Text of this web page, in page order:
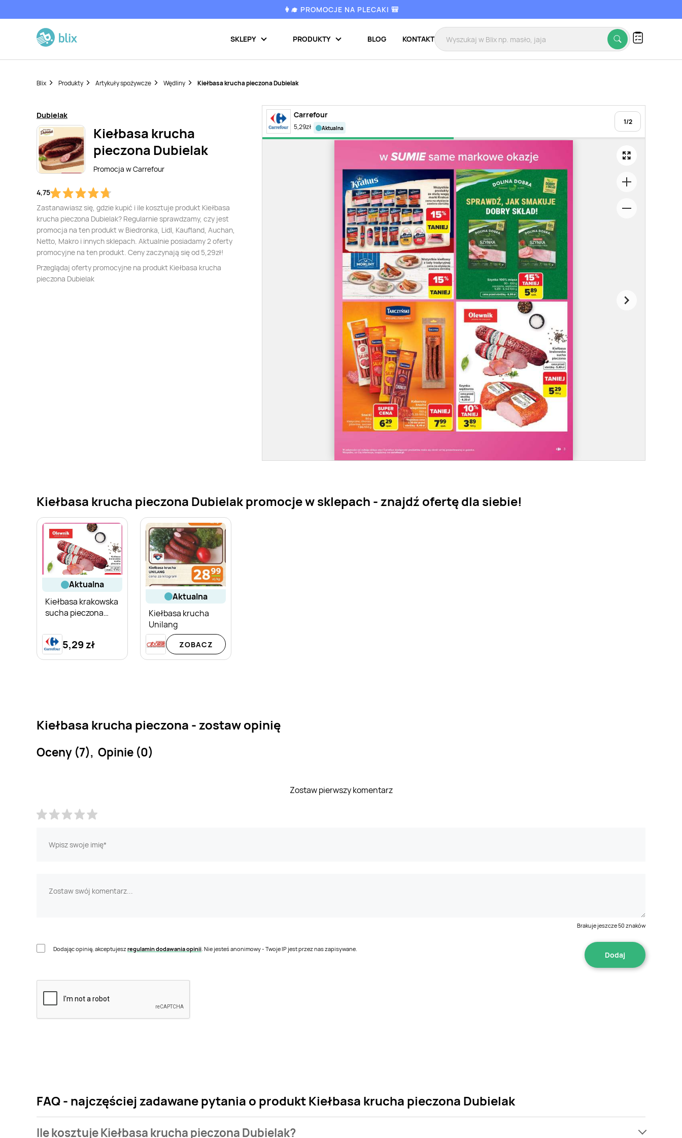
👩‍🎓 PROMOCJE NA PLECAKI 🎒
SKLEPY PRODUKTY BLOG KONTAKT
Blix Produkty Artykuły spożywcze Wędliny Kiełbasa krucha pieczona Dubielak
Dubielak
Kiełbasa krucha
pieczona Dubielak
Promocja wCarrefour
4,75
Zastanawiasz się, gdzie kupić i ile kosztuje produkt Kiełbasa
krucha pieczona Dubielak? Regularnie sprawdzamy, czy jest
promocja na ten produkt w Biedronka, Lidl, Kaufland, Auchan,
Netto, Makro i innych sklepach. Aktualnie posiadamy 2 oferty
promocyjne na ten produkt. Ceny zaczynają się od 5,29zł!
Przeglądaj oferty promocyjne na produkt Kiełbasa krucha
pieczona Dubielak
Carrefour
5,29zł aktualna
1/2
Kiełbasa krucha pieczona Dubielak promocje w sklepach - znajdź ofertę dla siebie!
aktualna
Kiełbasa krakowska
sucha pieczona
5,29 zł
aktualna
Kiełbasa krucha
Unilang
ZOBACZ
Kiełbasa krucha pieczona - zostaw opinię
Oceny (7), Opinie (0)
Zostaw pierwszy komentarz
Brakuje jeszcze50 znaków
Dodając opinię, akceptujeszregulamin dodawania opinii . Nie jesteś anonimowy - Twoje IP jest przez nas zapisywane.
FAQ - najczęściej zadawane pytania o produkt Kiełbasa krucha pieczona Dubielak
Ile kosztuje Kiełbasa krucha pieczona Dubielak?